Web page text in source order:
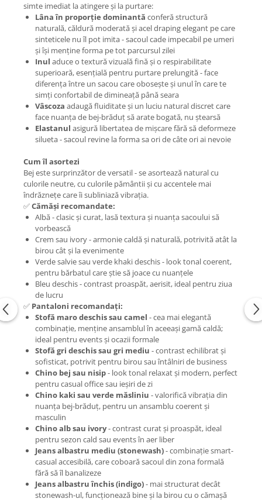
simte imediat la atingere și la purtare:
Lâna în proporție dominantă conferă structură
naturală, căldură moderată și acel draping elegant pe care
sinteticele nu îl pot imita - sacoul cade impecabil pe umeri
și își menține forma pe tot parcursul zilei
Inul aduce o textură vizuală fină și o respirabilitate
superioară, esențială pentru purtare prelungită - face
diferența între un sacou care obosește și unul în care te
simți confortabil de dimineață până seara
Vâscoza adaugă fluiditate și un luciu natural discret care
face nuanța de bej-brăduț să arate bogată, nu ștearsă
Elastanul asigură libertatea de mișcare fără să deformeze
silueta - sacoul revine la forma sa ori de câte ori ai nevoie
Cum îl asortezi
Bej este surprinzător de versatil - se asortează natural cu
culorile neutre, cu culorile pământii și cu accentele mai
îndrăznețe care îi subliniază vibrația.
✅Cămăși recomandate:
Albă - clasic și curat, lasă textura și nuanța sacoului să
vorbească
Crem sau ivory - armonie caldă și naturală, potrivită atât la
birou cât și la evenimente
Verde salvie sau verde khaki deschis - look tonal coerent,
pentru bărbatul care știe să joace cu nuanțele
Bleu deschis - contrast proaspăt, aerisit, ideal pentru ziua
de lucru
✅ Pantaloni recomandați:
Stofă maro deschis sau camel - cea mai elegantă
combinație, menține ansamblul în aceeași gamă caldă;
ideal pentru events și ocazii formale
Stofă gri deschis sau gri mediu - contrast echilibrat și
sofisticat, potrivit pentru birou sau întâlniri de business
Chino bej sau nisip- look tonal relaxat și modern, perfect
pentru casual office sau ieșiri de zi
Chino kaki sau verde măsliniu - valorifică vibrația din
nuanța bej-brăduț, pentru un ansamblu coerent și
masculin
Chino alb sau ivory- contrast curat și proaspăt, ideal
pentru sezon cald sau events în aer liber
Jeans albastru mediu (stonewash)- combinație smart-
casual accesibilă, care coboară sacoul din zona formală
fără să îl banalizeze
Jeans albastru închis (indigo)- mai structurat decât
stonewash-ul, funcționează bine și la birou cu o cămașă